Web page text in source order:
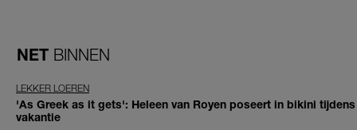
NET BINNEN
LEKKER LOEREN
'As Greek as it gets': Heleen van Royen poseert in bikini tijdens
vakantie